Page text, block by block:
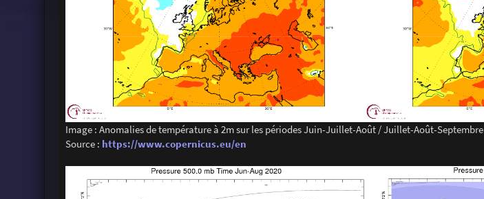
Image : Anomalies de température à 2m sur les périodes Juin-Juillet-Août / Juillet-Août-Septembre
Source : https://www.copernicus.eu/en